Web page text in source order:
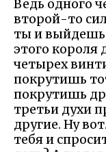
Ведь одного
второй-то
ты и выйдешь
этого короля
четырех
покрутишь
покрутишь
третьи духи
другие. Ну
тебя и